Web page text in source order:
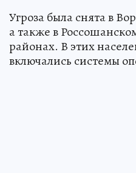
Угроза была снята в
а также в
районах. В этих
включались системы